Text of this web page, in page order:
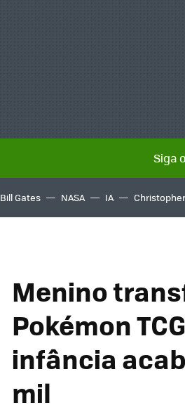
Siga
Bill Gates NASA IA
Menino
Pokémon
infância
mil